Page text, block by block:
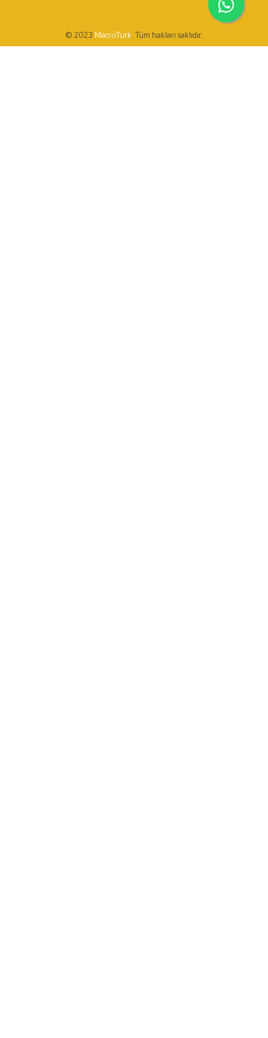
© 2023 MacroTurk. Tüm hakları saklıdır.